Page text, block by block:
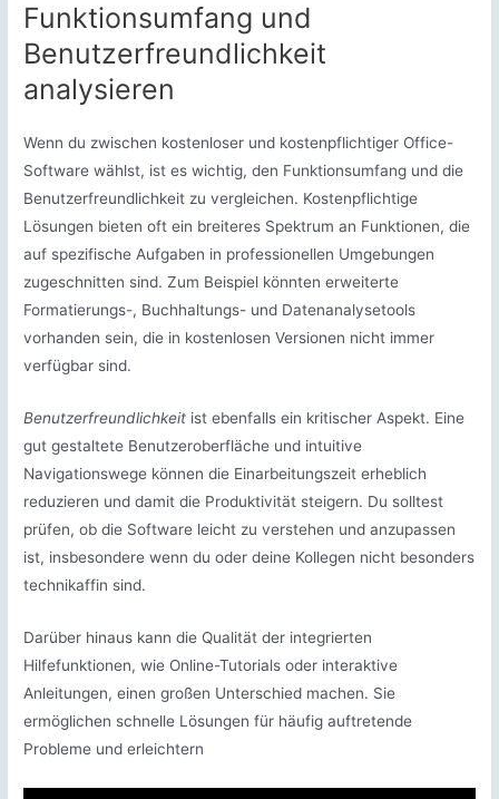
Funktionsumfang und
Benutzerfreundlichkeit
analysieren
Wenn du zwischen kostenloser und kostenpflichtiger Office-
Software wählst, ist es wichtig, den Funktionsumfang und die
Benutzerfreundlichkeit zu vergleichen. Kostenpflichtige
Lösungen bieten oft ein breiteres Spektrum an Funktionen, die
auf spezifische Aufgaben in professionellen Umgebungen
zugeschnitten sind. Zum Beispiel könnten erweiterte
Formatierungs-, Buchhaltungs- und Datenanalysetools
vorhanden sein, die in kostenlosen Versionen nicht immer
verfügbar sind.
Benutzerfreundlichkeit ist ebenfalls ein kritischer Aspekt. Eine
gut gestaltete Benutzeroberfläche und intuitive
Navigationswege können die Einarbeitungszeit erheblich
reduzieren und damit die Produktivität steigern. Du solltest
prüfen, ob die Software leicht zu verstehen und anzupassen
ist, insbesondere wenn du oder deine Kollegen nicht besonders
technikaffin sind.
Darüber hinaus kann die Qualität der integrierten
Hilfefunktionen, wie Online-Tutorials oder interaktive
Anleitungen, einen großen Unterschied machen. Sie
ermöglichen schnelle Lösungen für häufig auftretende
Probleme und erleichtern